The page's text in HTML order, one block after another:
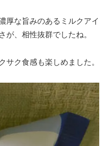
厚な旨みのあるミルクアイ
が、相性抜群でしたね。
サク食感も楽しめました。